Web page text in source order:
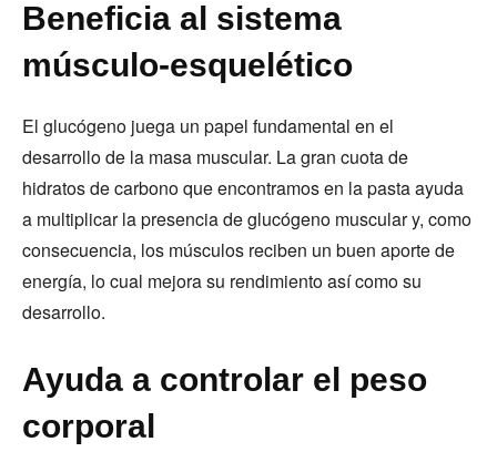
Beneficia al sistema
músculo-esquelético
El glucógeno juega un papel fundamental en el
desarrollo de la masa muscular. La gran cuota de
hidratos de carbono que encontramos en la pasta ayuda
a multiplicar la presencia de glucógeno muscular y, como
consecuencia, los músculos reciben un buen aporte de
energía, lo cual mejora su rendimiento así como su
desarrollo.
Ayuda a controlar el peso
corporal